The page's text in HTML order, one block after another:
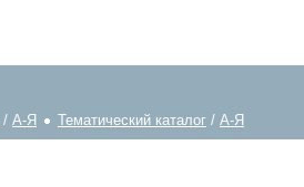
/ А-Я Тематический каталог / А-Я